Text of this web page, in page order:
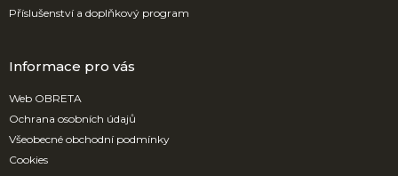
Příslušenství a doplňkový program
Informace pro vás
Web OBRETA
Ochrana osobních údajů
Všeobecné obchodní podmínky
Cookies